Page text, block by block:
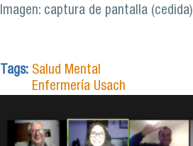
Imagen: captura de pantalla (cedida)
Tags: Salud Mental
Enfermería Usach